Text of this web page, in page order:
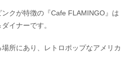
クが特徴の『Cafe FLAMINGO』は
イナーです。
所にあり、レトロポップなアメリカ